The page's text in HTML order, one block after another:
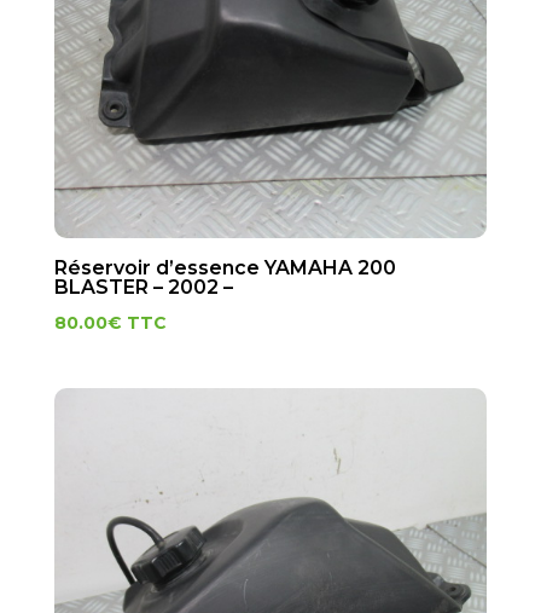
Réservoir d’essence YAMAHA 200
BLASTER – 2002 –
80.00€ TTC